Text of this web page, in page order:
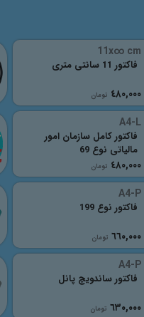
11x∞ cm
٤٨٠,٠٠٠ تومان
فاکتور 11 سانتی متری
A4-L
٤٨٠,٠٠٠ تومان
فاکتور کامل سازمان امور
مالیاتی نوع 69
A4-P
٦٦٠,٠٠٠ تومان
فاکتور نوع 199
A4-P
٦٣٠,٠٠٠ تومان
فاکتور ساندویچ پانل